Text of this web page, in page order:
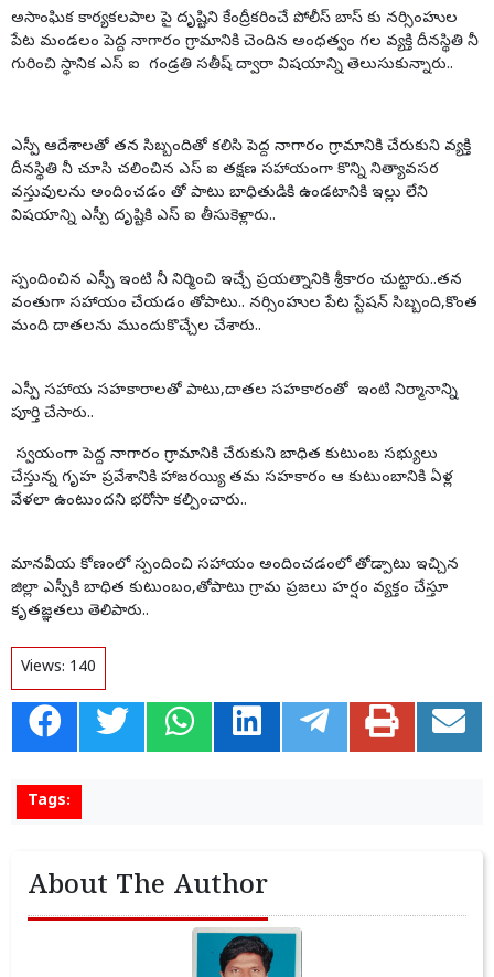
అసాంఘిక కార్యకలపాల పై దృష్టిని కేంద్రీకరించే పోలీస్ బాస్ కు నర్సింహుల
పేట మండలం పెద్ద నాగారం గ్రామానికి చెందిన అంధత్వం గల వ్యక్తి దీనస్థితి నీ
గురించి స్థానిక ఎస్ ఐ గండ్రతి సతీష్ ద్వారా విషయాన్ని తెలుసుకున్నారు..
ఎస్పీ ఆదేశాలతో తన సిబ్బందితో కలిసి పెద్ద నాగారం గ్రామానికి చేరుకుని వ్యక్తి
దీనస్థితి నీ చూసి చలించిన ఎస్ ఐ తక్షణ సహాయంగా కొన్ని నిత్యావసర
వస్తువులను అందించడం తో పాటు బాధితుడికి ఉండటానికి ఇల్లు లేని
విషయాన్ని ఎస్పీ దృష్టికి ఎస్ ఐ తీసుకెళ్లారు..
స్పందించిన ఎస్పీ ఇంటి నీ నిర్మించి ఇచ్చే ప్రయత్నానికి శ్రీకారం చుట్టారు..తన
వంతుగా సహాయం చేయడం తోపాటు.. నర్సింహుల పేట స్టేషన్ సిబ్బంది,కొంత
మంది దాతలను ముందుకొచ్చేల చేశారు..
ఎస్పీ సహాయ సహకారాలతో పాటు,దాతల సహకారంతో ఇంటి నిర్మానాన్ని
పూర్తి చేసారు..
స్వయంగా పెద్ద నాగారం గ్రామానికి చేరుకుని బాధిత కుటుంబ సభ్యులు
చేస్తున్న గృహ ప్రవేశానికి హాజరయ్యి తమ సహకారం ఆ కుటుంబానికి ఏళ్ల
వేళలా ఉంటుందని భరోసా కల్పించారు..
మానవీయ కోణంలో స్పందించి సహాయం అందించడంలో తోడ్పాటు ఇచ్చిన
జిల్లా ఎస్పీకి బాధిత కుటుంబం,తోపాటు గ్రామ ప్రజలు హర్షం వ్యక్తం చేస్తూ
కృతజ్ఞతలు తెలిపారు..
Views: 140
Tags:
About The Author